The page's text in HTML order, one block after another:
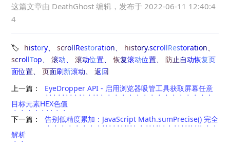
这篇文章由 DeathGhost 编辑，发布于 2022-06-11 12:40:4
4
history scrollRestoration
history.scrollRestoration
scrollTop
滚动 滚动位置 恢复滚动位置
防止自动恢复页
面位置
页面刷新滚动
返回
上一篇：
EyeDropper API - 启用浏览器吸管工具获取屏幕任意
目标元素HEX色值
下一篇：
告别低精度累加：JavaScript Math.sumPrecise() 完全
解析